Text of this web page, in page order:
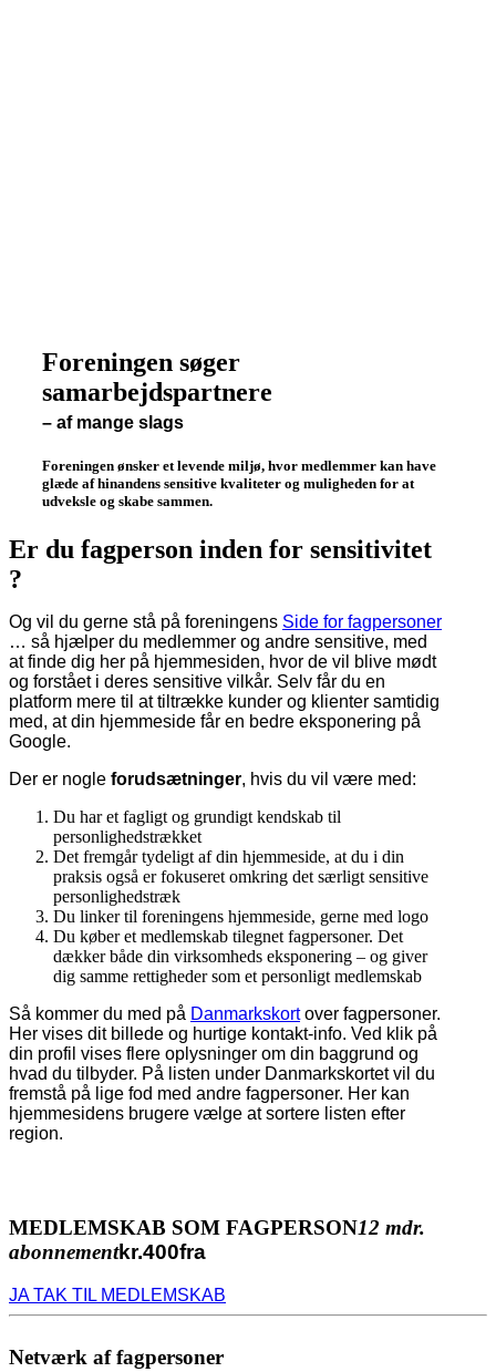
Foreningen søger
samarbejdspartnere
– af mange slags
Foreningen ønsker et levende miljø, hvor medlemmer kan have
glæde af hinandens sensitive kvaliteter og muligheden for at
udveksle og skabe sammen.
Er du fagperson inden for sensitivitet
?
Og vil du gerne stå på foreningens Side for fagpersoner
… så hjælper du medlemmer og andre sensitive, med
at finde dig her på hjemmesiden, hvor de vil blive mødt
og forstået i deres sensitive vilkår. Selv får du en
platform mere til at tiltrække kunder og klienter samtidig
med, at din hjemmeside får en bedre eksponering på
Google.
Der er nogle forudsætninger, hvis du vil være med:
Du har et fagligt og grundigt kendskab til
personlighedstrækket
Det fremgår tydeligt af din hjemmeside, at du i din
praksis også er fokuseret omkring det særligt sensitive
personlighedstræk
Du linker til foreningens hjemmeside, gerne med logo
Du køber et medlemskab tilegnet fagpersoner. Det
dækker både din virksomheds eksponering – og giver
dig samme rettigheder som et personligt medlemskab
Så kommer du med på Danmarkskortover fagpersoner.
Her vises dit billede og hurtige kontakt-info. Ved klik på
din profil vises flere oplysninger om din baggrund og
hvad du tilbyder. På listen under Danmarkskortet vil du
fremstå på lige fod med andre fagpersoner. Her kan
hjemmesidens brugere vælge at sortere listen efter
region.
MEDLEMSKAB SOM FAGPERSON12 mdr.
abonnementkr.400fra
JA TAK TIL MEDLEMSKAB
Netværk af fagpersoner